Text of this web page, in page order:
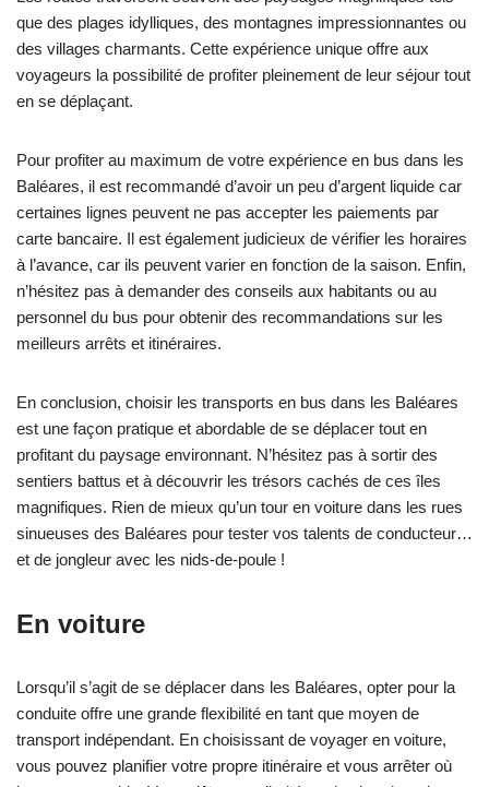
que des plages idylliques, des montagnes impressionnantes ou
des villages charmants. Cette expérience unique offre aux
voyageurs la possibilité de profiter pleinement de leur séjour tout
en se déplaçant.
Pour profiter au maximum de votre expérience en bus dans les
Baléares, il est recommandé d’avoir un peu d’argent liquide car
certaines lignes peuvent ne pas accepter les paiements par
carte bancaire. Il est également judicieux de vérifier les horaires
à l’avance, car ils peuvent varier en fonction de la saison. Enfin,
n’hésitez pas à demander des conseils aux habitants ou au
personnel du bus pour obtenir des recommandations sur les
meilleurs arrêts et itinéraires.
En conclusion, choisir les transports en bus dans les Baléares
est une façon pratique et abordable de se déplacer tout en
profitant du paysage environnant. N’hésitez pas à sortir des
sentiers battus et à découvrir les trésors cachés de ces îles
magnifiques. Rien de mieux qu’un tour en voiture dans les rues
sinueuses des Baléares pour tester vos talents de conducteur…
et de jongleur avec les nids-de-poule !
En voiture
Lorsqu’il s’agit de se déplacer dans les Baléares, opter pour la
conduite offre une grande flexibilité en tant que moyen de
transport indépendant. En choisissant de voyager en voiture,
vous pouvez planifier votre propre itinéraire et vous arrêter où